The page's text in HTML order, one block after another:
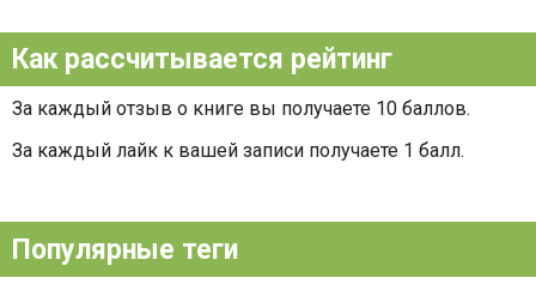
Как рассчитывается рейтинг
За каждый отзыв о книге вы получаете 10 баллов.
За каждый лайк к вашей записи получаете 1 балл.
Популярные теги